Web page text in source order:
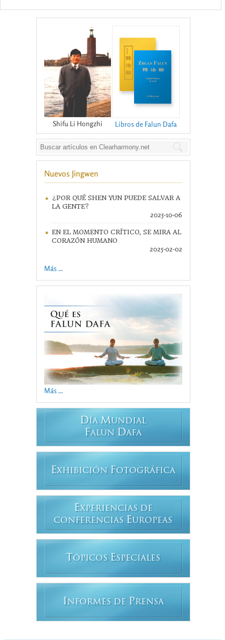
Shifu Li Hongzhi Libros de Falun Dafa
Nuevos Jingwen
¿POR QUÉ SHEN YUN PUEDE SALVAR A
LA GENTE?
2025-10-06
EN EL MOMENTO CRÍTICO, SE MIRA AL
CORAZÓN HUMANO
2025-02-02
Más ...
Más ...
DÍA MUNDIAL
FALUN DAFA
EXHIBICIÓN FOTOGRÁFICA
EXPERIENCIAS DE
CONFERENCIAS EUROPEAS
T ÓPICOS ESPECIALES
INFORMES DE PRENSA